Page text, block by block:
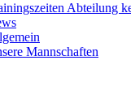
Abteilung
Mannschaften